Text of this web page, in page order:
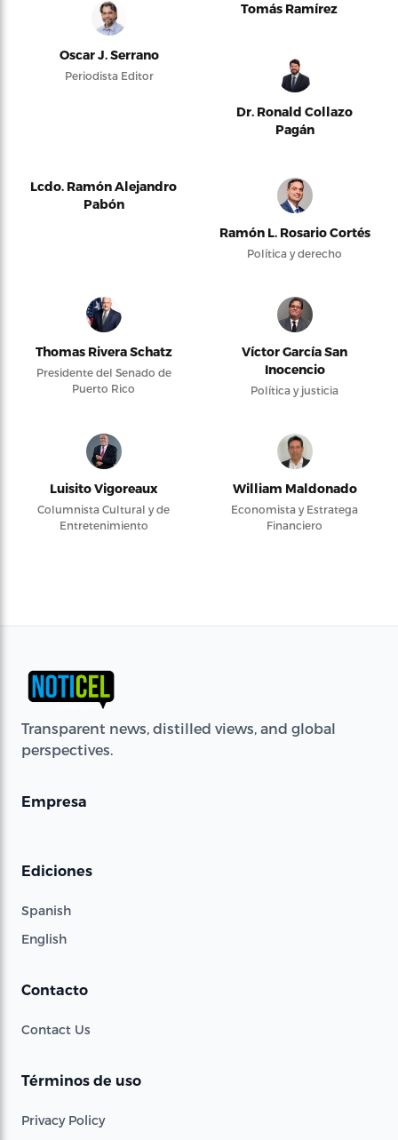
Oscar J. Serrano
Periodista Editor
Tomás Ramírez
Dr. Ronald Collazo
Pagán
Lcdo. Ramón Alejandro
Pabón
Ramón L. Rosario Cortés
Política y derecho
Thomas Rivera Schatz
Presidente del Senado de
Puerto Rico
Víctor García San
Inocencio
Política y justicia
Luisito Vigoreaux
Columnista Cultural y de
Entretenimiento
William Maldonado
Economista y Estratega
Financiero
Transparent news, distilled views, and global
perspectives.
Empresa
Ediciones
Spanish
English
Contacto
Contact Us
Términos de uso
Privacy Policy